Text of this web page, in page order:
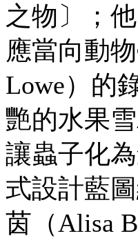
之物〕；
應當向動
Lowe）的
艷的水果
讓蟲子化
式設計藍
茵（Alisa